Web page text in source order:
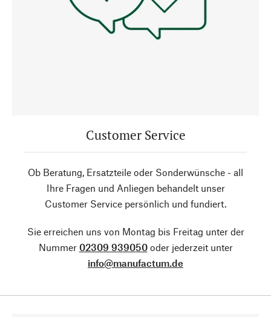
Customer Service
Ob Beratung, Ersatzteile oder Sonderwünsche - all
Ihre Fragen und Anliegen behandelt unser
Customer Service persönlich und fundiert.
Sie erreichen uns von Montag bis Freitag unter der
Nummer 02309 939050oder jederzeit unter
info@manufactum.de